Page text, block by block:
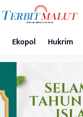
Ekopol Hukrim